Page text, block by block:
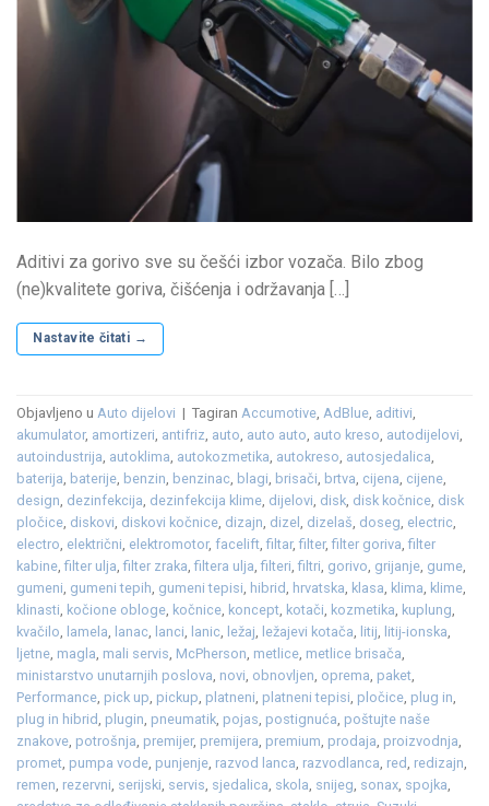
Aditivi za gorivo sve su češći izbor vozača. Bilo zbog
(ne)kvalitete goriva, čišćenja i održavanja […]
Nastavite čitati →
Objavljeno u Auto dijelovi | Tagiran Accumotive, AdBlue, aditivi,
akumulator, amortizeri, antifriz, auto, auto auto, auto kreso, autodijelovi,
autoindustrija, autoklima, autokozmetika, autokreso, autosjedalica,
baterija, baterije, benzin, benzinac, blagi, brisači, brtva, cijena, cijene,
design, dezinfekcija, dezinfekcija klime, dijelovi, disk, disk kočnice, disk
pločice, diskovi, diskovi kočnice, dizajn, dizel , dizelaš, doseg, electric,
electro, električni, elektromotor, facelift,filtar,filter,filter goriva,filter
kabine,filter ulja,filter zraka,filtera ulja,filteri,filtri, gorivo, grijanje, gume,
gumeni, gumeni tepih, gumeni tepisi, hibrid, hrvatska, klasa, klima, klime,
klinasti, kočione obloge, kočnice, koncept, kotači, kozmetika, kuplung,
kvačilo, lamela, lanac, lanci, lanic, ležaj, ležajevi kotača, litij, litij-ionska,
ljetne, magla, mali servis, McPherson, metlice, metlice brisača,
ministarstvo unutarnjih poslova, novi, obnovljen, oprema, paket,
Performance, pick up, pickup, platneni, platneni tepisi, pločice, plug in,
plug in hibrid, plugin, pneumatik, pojas, postignuća, poštujte naše
znakove, potrošnja, premijer, premijera, premium, prodaja, proizvodnja,
promet, pumpa vode, punjenje, razvod lanca, razvodlanca, red, redizajn,
remen, rezervni, serijski, servis, sjedalica, skola, snijeg, sonax, spojka,